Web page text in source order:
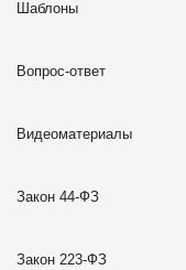
Шаблоны
Вопрос-ответ
Видеоматериалы
Закон 44-ФЗ
Закон 223-ФЗ